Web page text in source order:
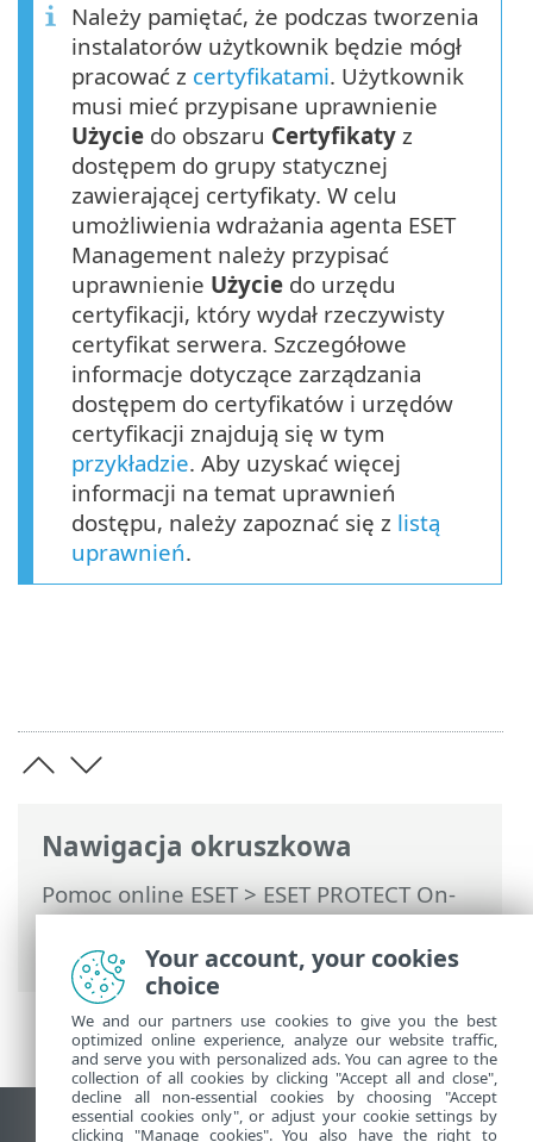
Nawigacja okruszkowa
Pomoc online ESET>ESET PROTECT On-
Prem>Pierwsze kroki>Wdrożenie ESET
Management Agent> Wdrażanie lokalne
Należy pamiętać, że podczas tworzenia
instalatorów użytkownik będzie mógł
pracować z certyfikatami. Użytkownik
musi mieć przypisane uprawnienie
Użycie do obszaru Certyfikaty z
dostępem do grupy statycznej
zawierającej certyfikaty. W celu
umożliwienia wdrażania agenta ESET
Management należy przypisać
uprawnienie Użycie do urzędu
certyfikacji, który wydał rzeczywisty
certyfikat serwera. Szczegółowe
informacje dotyczące zarządzania
dostępem do certyfikatów i urzędów
certyfikacji znajdują się w tym
przykładzie. Aby uzyskać więcej
informacji na temat uprawnień
dostępu, należy zapoznać się z listą
uprawnień.
Your account, your cookies
choice
We and our partners use cookies to give you the best
optimized online experience, analyze our website traffic,
and serve you with personalized ads. You can agree to the
collection of all cookies by clicking "Accept all and close",
decline all non-essential cookies by choosing "Accept
essential cookies only", or adjust your cookie settings by
clicking "Manage cookies". You also have the right to